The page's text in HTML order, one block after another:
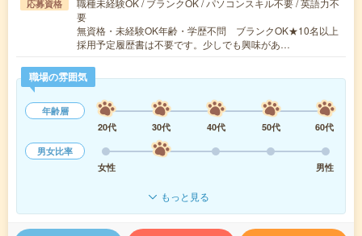
応募資格
職種未経験OK / ブランクOK / パソコンスキル不要 / 英語力不
要
無資格・未経験OK年齢・学歴不問 ブランクOK★10名以上
採用予定履歴書は不要です。少しでも興味があ…
職場の雰囲気
年齢層
20代
30代 40代 50代
60代
男女比率
女性
男性
もっと見る